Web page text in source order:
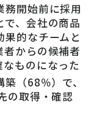
務開始前に採用
、会社の商品
果的なチームと
者からの候補者
なものになった
（68％）で、
の取得・確認